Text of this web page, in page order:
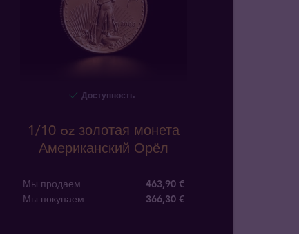
Доступность
1/10 oz золотая монета
Американский Орёл
Мы продаем
463,90 €
Мы покупаем
366,30 €